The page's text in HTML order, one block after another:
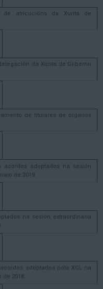
de atricucións da Xunta de
delegación da Xunta de Goberno
de titulares de órganos
acordos adoptados na sesión
de 2019.
na sesión extraordinaria
acordos adoptados pola XGL na
2018.